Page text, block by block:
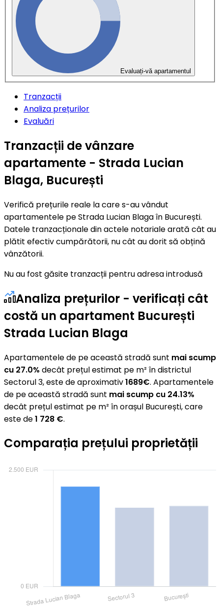
Evaluați-vă apartamentul
Tranzacții
Analiza prețurilor
Evaluări
Tranzacții de vânzare
apartamente - Strada Lucian
Blaga, București
Verifică prețurile reale la care s-au vândut
apartamentele pe Strada Lucian Blaga în București.
Datele tranzacționale din actele notariale arată cât au
plătit efectiv cumpărătorii, nu cât au dorit să obțină
vânzătorii.
Nu au fost găsite tranzacții pentru adresa introdusă
Analiza prețurilor - verificați cât
costă un apartament București
Strada Lucian Blaga
Apartamentele de pe această stradă sunt mai scump
cu 27.0% decât prețul estimat pe m² în districtul
Sectorul 3, este de aproximativ1689€. Apartamentele
de pe această stradă sunt mai scump cu 24.13%
decât prețul estimat pe m² în orașul București, care
este de1 728 €.
Comparația prețului proprietății